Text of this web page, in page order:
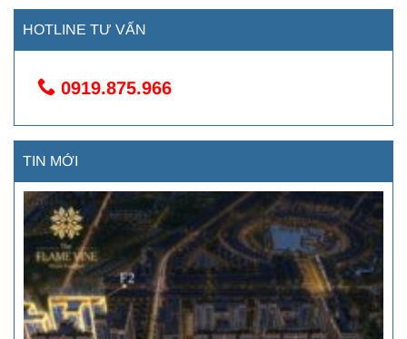
HOTLINE TƯ VẤN
0919.875.966
TIN MỚI